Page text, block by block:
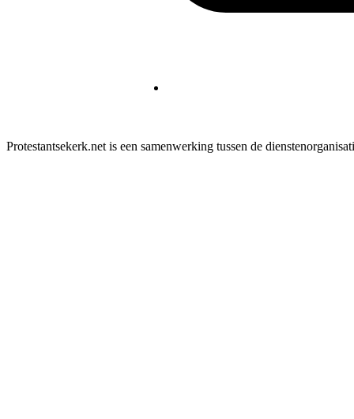
Protestantsekerk.net is een samenwerking tussen de